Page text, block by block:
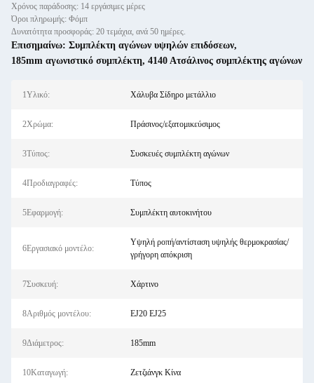
Χρόνος παράδοσης: 14 εργάσιμες μέρες
Όροι πληρωμής: Φόμπ
Δυνατότητα προσφοράς: 20 τεμάχια, ανά 50 ημέρες.
Επισημαίνω: Συμπλέκτη αγώνων υψηλών επιδόσεων,
185mm αγωνιστικό συμπλέκτη, 4140 Ατσάλινος συμπλέκτης αγώνων
1Υλικό: Χάλυβα Σίδηρο μετάλλιο
2Χρώμα: Πράσινος/εξατομικεύσιμος
3Τύπος: Συσκευές συμπλέκτη αγώνων
4Προδιαγραφές: Τύπος
5Εφαρμογή: Συμπλέκτη αυτοκινήτου
6Εργασιακό μοντέλο:
Υψηλή ροπή/αντίσταση υψηλής θερμοκρασίας/
γρήγορη απόκριση
7Συσκευή: Χάρτινο
8Αριθμός μοντέλου: EJ20 EJ25
9Διάμετρος: 185mm
10Καταγωγή: Ζετζιάνγκ Κίνα